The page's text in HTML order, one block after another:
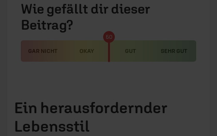
Wie gefällt dir dieser
Beitrag?
GAR NICHT OKAY GUT SEHR GUT
50
Ein herausfordernder
Lebensstil